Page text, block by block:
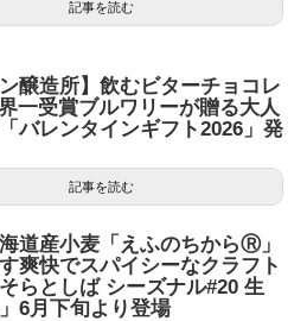
記事を読む
ン醸造所】飲むビターチョコレ
一受賞ブルワリーが贈る大人
バレンタインギフト2026」発
記事を読む
道産小麦「えふのちからⓇ」
爽快でスパイシーなクラフト
らとしば シーズナル#20 生
6月下旬より登場